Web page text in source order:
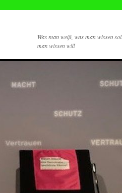
Was man weiß, was man wissen
man wissen will